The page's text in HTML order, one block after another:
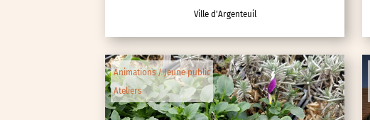
Autre
Essonne (91)
Hauts-de-Seine (92)
Paris (75)
Seine-et-Marne (77)
Ville d'Argenteuil
Animations / Jeune public
Ateliers